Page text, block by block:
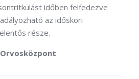
időben felfedezve
az időskori
része.